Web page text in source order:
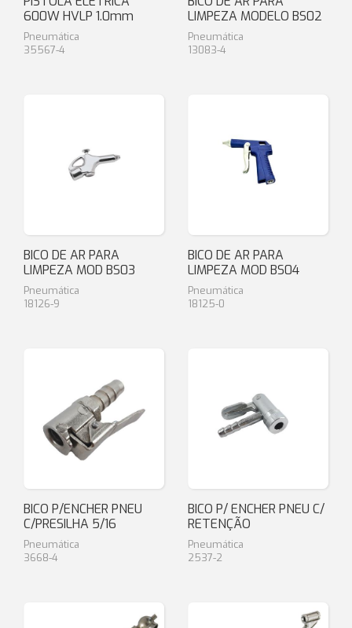
600W HVLP 1.0mm
Pneumática
35567-4
LIMPEZA MODELO BS02
Pneumática
13083-4
BICO DE AR PARA
LIMPEZA MOD BS03
Pneumática
18126-9
BICO DE AR PARA
LIMPEZA MOD BS04
Pneumática
18125-0
BICO P/ENCHER PNEU
C/PRESILHA 5/16
Pneumática
3668-4
BICO P/ ENCHER PNEU C/
RETENÇÃO
Pneumática
2537-2